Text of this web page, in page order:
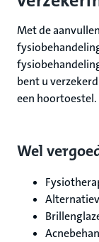
Met de
bent u
een
Wel